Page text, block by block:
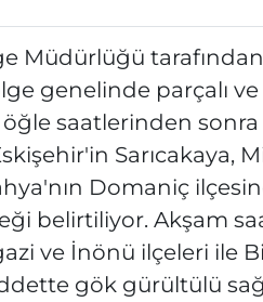
Müdürlüğü
genelinde parçalı
saatlerinden
Sarıcakaya,
Domaniç
belirtiliyor. Akşam
ve İnönü ilçeleri ile
gök gürültülü